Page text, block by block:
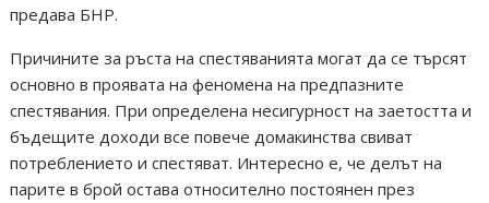
предава БНР.
Причините за ръста на спестяванията могат да се търсят
основно в проявата на феномена на предпазните
спестявания. При определена несигурност на заетостта и
бъдещите доходи все повече домакинства свиват
потреблението и спестяват. Интересно е, че делът на
парите в брой остава относително постоянен през